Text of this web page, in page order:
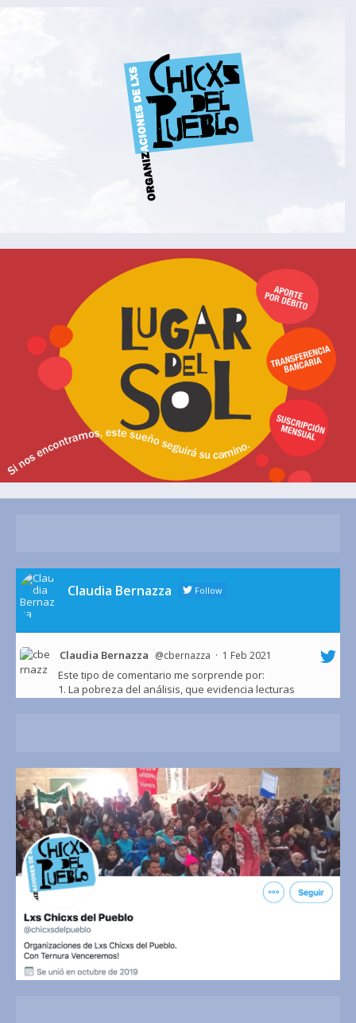
Claudia Bernazza Follow
Claudia Bernazza @cbernazza · 1 Feb 2021
Este tipo de comentario me sorprende por:
1. La pobreza del análisis, que evidencia lecturas
Claudia Bernazza Retweeted
Red De Politólogas - #NoSinMujeres @RedPolitologas ·
31 Ene 2021
De@IgualdadUnam
78 366 Twitter
Claudia Bernazza Retweeted
David ☭ @DavidXCuba
Si el socialismo es un fracaso, para que nos han
mantenido bajo bloqueo por mas de 60 años, incluyendo